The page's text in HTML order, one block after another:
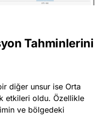
Tahminlerini
diğer unsur ise Orta
etkileri oldu. Özellikle
ve bölgedeki